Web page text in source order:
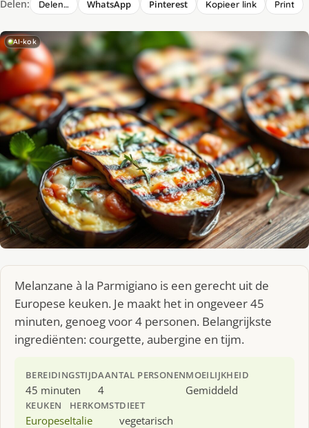
Delen: Delen… WhatsApp Pinterest Kopieer link Print
AI-kok
Melanzane à la Parmigiano is een gerecht uit de
Europese keuken. Je maakt het in ongeveer 45
minuten, genoeg voor 4 personen. Belangrijkste
ingrediënten: courgette, aubergine en tijm.
BEREIDINGSTIJD
45 minuten
AANTAL PERSONEN
4
MOEILIJKHEID
Gemiddeld
KEUKEN
Europese
HERKOMST
Italie
DIEET
vegetarisch